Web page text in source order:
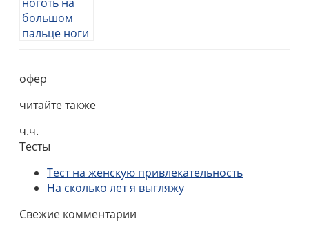
офер
читайте также
ч.ч.
Тесты
Тест на женскую привлекательность
На сколько лет я выгляжу
Свежие комментарии